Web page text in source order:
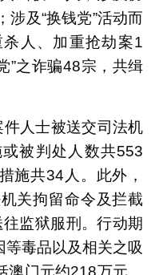
涉及“换钱党”活动而
人、加重抢劫案1
”之诈骗48宗，共缉
人士被送交司法机
被判处人数共553
施共34人。此外，
关拘留命令及拦截
监狱服刑。行动期
毒品以及相关之吸
门元约218万元、